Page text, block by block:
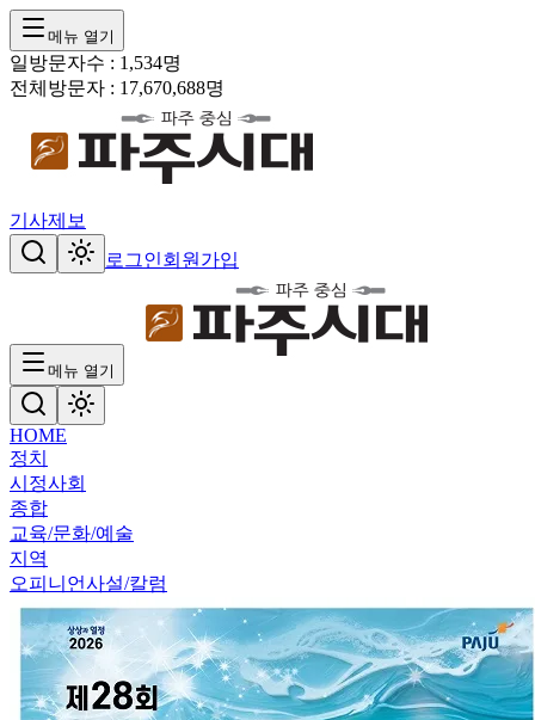
메뉴 열기
일방문자수 : 1,534명
전체방문자 : 17,670,688명
기사제보
로그인회원가입
메뉴 열기
HOME
정치
시정사회
종합
교육/문화/예술
지역
오피니언사설/칼럼